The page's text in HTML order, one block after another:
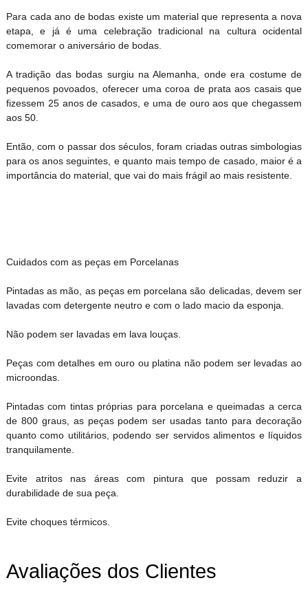
Para cada ano de bodas existe um material que representa a nova
etapa, e já é uma celebração tradicional na cultura ocidental
comemorar o aniversário de bodas.
A tradição das bodas surgiu na Alemanha, onde era costume de
pequenos povoados, oferecer uma coroa de prata aos casais que
fizessem 25 anos de casados, e uma de ouro aos que chegassem
aos 50.
Então, com o passar dos séculos, foram criadas outras simbologias
para os anos seguintes, e quanto mais tempo de casado, maior é a
importância do material, que vai do mais frágil ao mais resistente.
Cuidados com as peças em Porcelanas
Pintadas as mão, as peças em porcelana são delicadas, devem ser
lavadas com detergente neutro e com o lado macio da esponja.
Não podem ser lavadas em lava louças.
Peças com detalhes em ouro ou platina não podem ser levadas ao
microondas.
Pintadas com tintas próprias para porcelana e queimadas a cerca
de 800 graus, as peças podem ser usadas tanto para decoração
quanto como utilitários, podendo ser servidos alimentos e líquidos
tranquilamente.
Evite atritos nas áreas com pintura que possam reduzir a
durabilidade de sua peça.
Evite choques térmicos.
Avaliações dos Clientes